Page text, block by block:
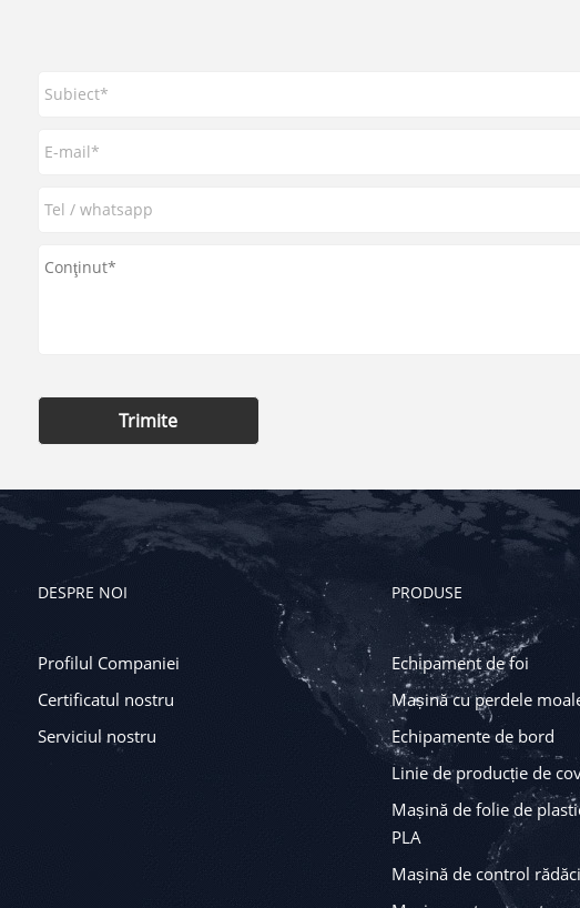
Trimite
DESPRE NOI
Profilul Companiei
Certificatul nostru
Serviciul nostru
PRODUSE
Echipament de foi
Mașină cu perdele
Echipamente de bord
Linie de producție de
Mașină de folie de
PLA
Mașină de control